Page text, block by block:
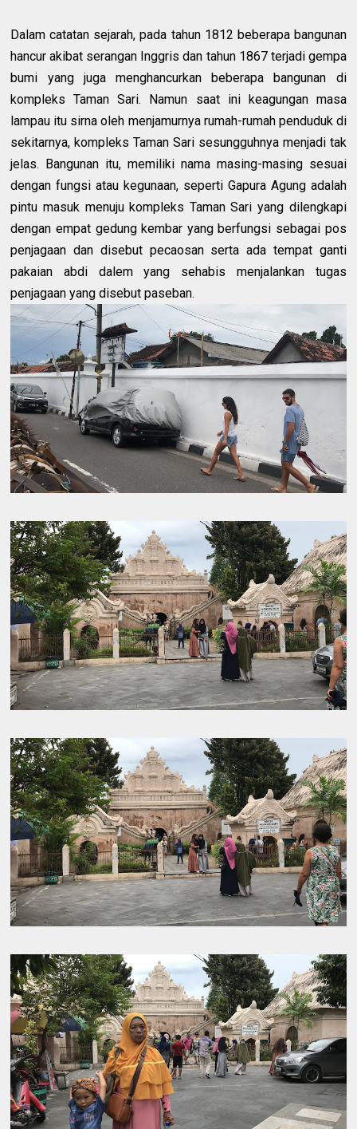
Dalam catatan sejarah, pada tahun 1812 beberapa bangunan
hancur akibat serangan Inggris dan tahun 1867 terjadi gempa
bumi yang juga menghancurkan beberapa bangunan di
kompleks Taman Sari. Namun saat ini keagungan masa
lampau itu sirna oleh menjamurnya rumah-rumah penduduk di
sekitarnya, kompleks Taman Sari sesungguhnya menjadi tak
jelas. Bangunan itu, memiliki nama masing-masing sesuai
dengan fungsi atau kegunaan, seperti Gapura Agung adalah
pintu masuk menuju kompleks Taman Sari yang dilengkapi
dengan empat gedung kembar yang berfungsi sebagai pos
penjagaan dan disebut pecaosan serta ada tempat ganti
pakaian abdi dalem yang sehabis menjalankan tugas
penjagaan yang disebut paseban.